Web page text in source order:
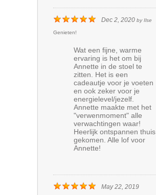
Dec 2, 2020 byIlse
Genieten!
Wat een fijne, warme
ervaring is het om bij
Annette in de stoel te
zitten. Het is een
cadeautje voor je voeten
en ook zeker voor je
energielevel/jezelf.
Annette maakte met het
"verwenmoment" alle
verwachtingen waar!
Heerlijk ontspannen thuis
gekomen. Alle lof voor
Annette!
May 22, 2019